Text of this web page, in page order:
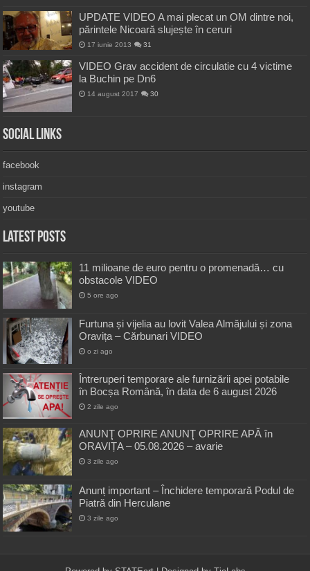
UPDATE VIDEO A mai plecat un OM dintre noi,
părintele Nicoară slujește în ceruri
17 iunie 2013 31
VIDEO Grav accident de circulatie cu 4 victime
la Buchin pe Dn6
14 august 2017 30
Social Links
facebook
instagram
youtube
Latest Posts
11 milioane de euro pentru o promenadă… cu
obstacole VIDEO
5 ore ago
Furtuna și vijelia au lovit Valea Almăjului și zona
Oravița – Cărbunari VIDEO
o zi ago
Întreruperi temporare ale furnizării apei potabile
în Bocșa Română, în data de 6 august 2026
2 zile ago
ANUNŢ OPRIRE ANUNŢ OPRIRE APĂ în
ORAVIȚA – 05.08.2026 – avarie
3 zile ago
Anunț important – Închidere temporară Podul de
Piatră din Herculane
3 zile ago